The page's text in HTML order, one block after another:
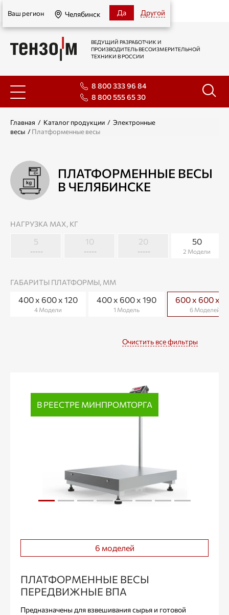
Челябинск
Ваш регион Челябинск Да Другой
ВЕДУЩИЙ РАЗРАБОТЧИК И
ПРОИЗВОДИТЕЛЬ ВЕСОИЗМЕРИТЕЛЬНОЙ
ТЕХНИКИ В РОССИИ
8 800 333 96 84
8 800 555 65 30
Главная / Каталог продукции / Электронные
весы /Платформенные весы
ПЛАТФОРМЕННЫЕ ВЕСЫ
В ЧЕЛЯБИНСКЕ
НАГРУЗКА МАХ, КГ
5
-----
10
-----
20
-----
50
2 Модели
ГАБАРИТЫ ПЛАТФОРМЫ, ММ
400 x 600 x 120
4 Модели
400 х 600 х 190
1 Модель
600 x 600 x
6 Моделей
Очистить все фильтры
В РЕЕСТРЕ МИНПРОМТОРГА
6 моделей
ПЛАТФОРМЕННЫЕ ВЕСЫ
ПЕРЕДВИЖНЫЕ ВПА
Предназначены для взвешивания сырья и готовой